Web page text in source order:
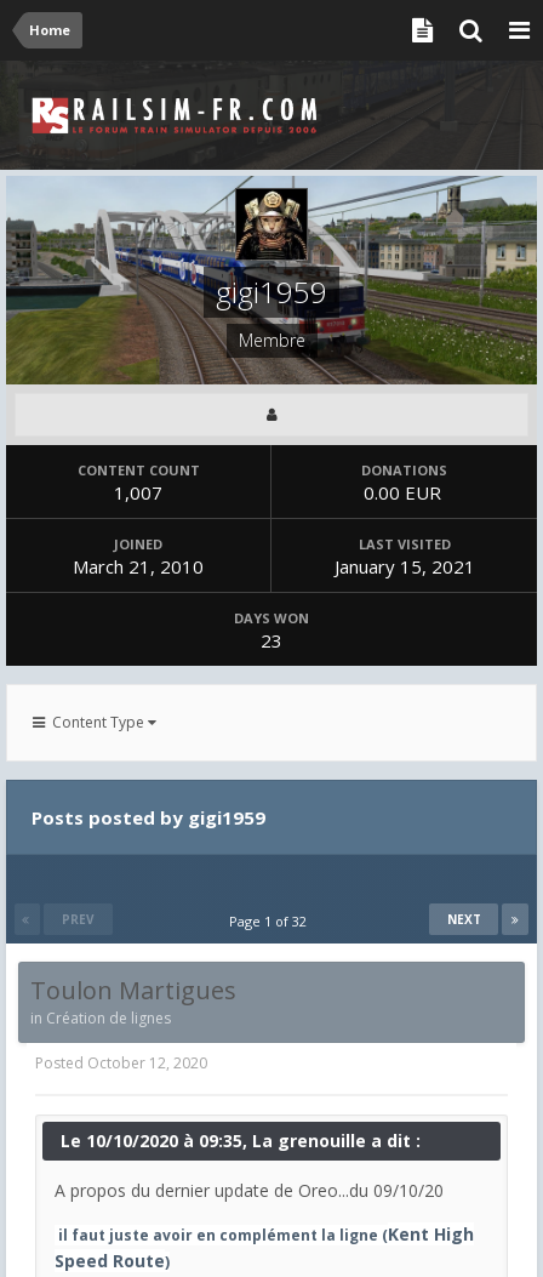
Home
gigi1959
Membre
CONTENT COUNT
1,007
DONATIONS
0.00 EUR
JOINED
March 21, 2010
LAST VISITED
January 15, 2021
DAYS WON
23
Content Type
Posts posted by gigi1959
PREV NEXT
Page 1 of 32
Toulon Martigues
in Création de lignes
Posted October 12, 2020
Le 10/10/2020 à 09:35, La grenouille a dit :
A propos du dernier update de Oreo...du 09/10/20
il faut juste avoir en complément la ligne (Kent High
Speed Route)